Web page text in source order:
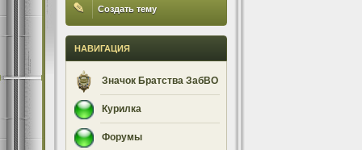
✎ Создать тему
НАВИГАЦИЯ
Значок Братства ЗабВО
Курилка
Форумы